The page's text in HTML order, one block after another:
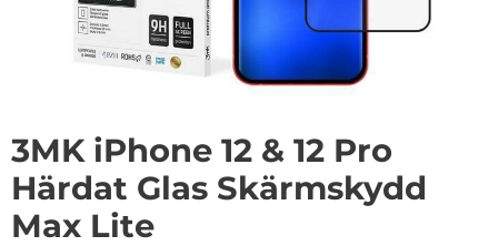
3MK iPhone 12 & 12 Pro
Härdat Glas Skärmskydd
Max Lite